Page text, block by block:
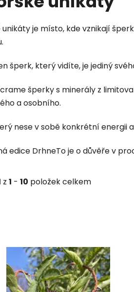
je místo, kde vznikají
šperk, který vidíte, je jediný
šperky s minerály z
a osobního.
nese v sobě konkrétní energii
edice DrhneTo je o důvěře v
z 1 - 10 položek celkem